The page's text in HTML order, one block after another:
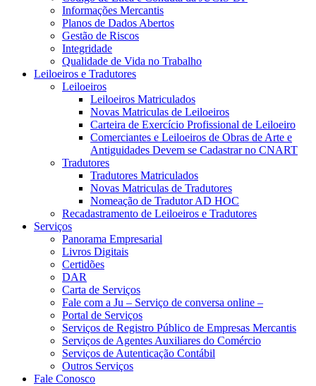
Informações Mercantis
Planos de Dados Abertos
Gestão de Riscos
Integridade
Qualidade de Vida no Trabalho
Leiloeiros e Tradutores
Leiloeiros
Leiloeiros Matriculados
Novas Matriculas de Leiloeiros
Carteira de Exercício Profissional de Leiloeiro
Comerciantes e Leiloeiros de Obras de Arte e
Antiguidades Devem se Cadastrar no CNART
Tradutores
Tradutores Matriculados
Novas Matriculas de Tradutores
Nomeação de Tradutor AD HOC
Recadastramento de Leiloeiros e Tradutores
Serviços
Panorama Empresarial
Livros Digitais
Certidões
DAR
Carta de Serviços
Fale com a Ju – Serviço de conversa online –
Portal de Serviços
Serviços de Registro Público de Empresas Mercantis
Serviços de Agentes Auxiliares do Comércio
Serviços de Autenticação Contábil
Outros Serviços
Fale Conosco